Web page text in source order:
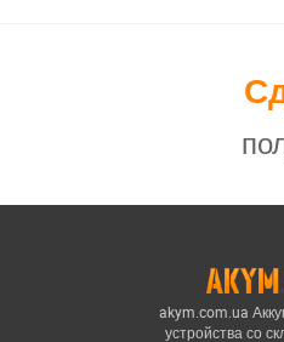
akym.com.ua
устройства со